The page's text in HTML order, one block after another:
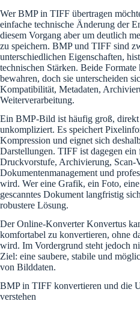
Wer BMP in TIFF übertragen
einfache technische Änderung der
diesem Vorgang aber um deutlich
zu speichern. BMP und TIFF sind
unterschiedlichen Eigenschaften,
technischen Stärken. Beide
bewahren, doch sie unterscheiden
Kompatibilität, Metadaten,
Weiterverarbeitung.
Ein BMP-Bild ist häufig groß, direkt
unkompliziert. Es speichert
Kompression und eignet sich
Darstellungen. TIFF ist dagegen ein
Druckvorstufe, Archivierung, Scan-
Dokumentenmanagement und
wird. Wer eine Grafik, ein Foto,
gescanntes Dokument langfristig
robustere Lösung.
Der Online-Konverter Konvertus
komfortabel zu konvertieren, ohne
wird. Im Vordergrund steht jedoch
Ziel: eine saubere, stabile und
von Bilddaten.
BMP in TIFF konvertieren und die
verstehen